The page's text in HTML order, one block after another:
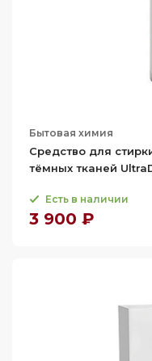
Бытовая химия
Средство для
тёмных тканей
Есть в наличии
3 900 ₽